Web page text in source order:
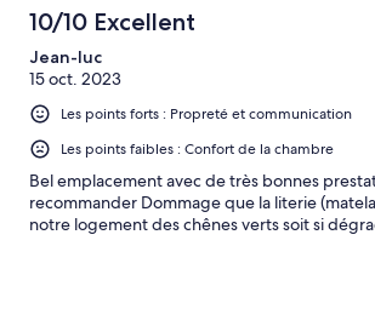
10/10 Excellent
Jean-luc
15 oct. 2023
Les points forts : Propreté et communication
Les points faibles : Confort de la chambre
Bel emplacement avec de très bonnes
recommander Dommage que la literie
notre logement des chênes verts soit si